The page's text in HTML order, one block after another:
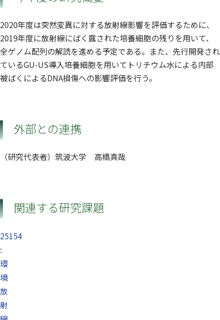
2020年度は突然変異に対する放射線影響を評価するために、
2019年度に放射線にばく露された培養細胞の残りを用いて、
全ゲノム配列の解読を進める予定である。また、先行開発され
ているGU-US導入培養細胞を用いてトリチウム水による内部
被ばくによるDNA損傷への影響評価を行う。
外部との連携
（研究代表者）筑波大学 高橋真哉
関連する研究課題
25154
:
環
境
放
射